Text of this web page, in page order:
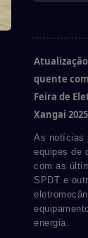
quente
Feira de
Xangai
As notícias
equipes de
com as
SPDT e
energia.